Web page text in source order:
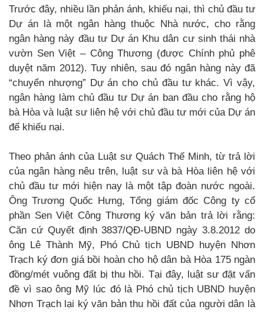
Trước đây, nhiều lần phản ánh, khiếu nại, thì chủ đầu tư
Dự án là một ngân hàng thuộc Nhà nước, cho rằng
ngân hàng này đầu tư Dự án Khu dân cư sinh thái nhà
vườn Sen Việt – Công Thương (được Chính phủ phê
duyệt năm 2012). Tuy nhiên, sau đó ngân hàng này đã
“chuyển nhượng” Dự án cho chủ đầu tư khác. Vì vậy,
ngân hàng làm chủ đầu tư Dự án ban đầu cho rằng hộ
bà Hòa và luật sư liên hệ với chủ đầu tư mới của Dự án
để khiếu nại.
Theo phản ánh của Luật sư Quách Thế Minh, từ trả lời
của ngân hàng nêu trên, luật sư và bà Hòa liên hệ với
chủ đầu tư mới hiện nay là một tập đoàn nước ngoài.
Ông Trương Quốc Hưng, Tổng giám đốc Công ty cổ
phần Sen Việt Công Thương ký văn bản trả lời rằng:
Căn cứ Quyết định 3837/QĐ-UBND ngày 3.8.2012 do
ông Lê Thành Mỹ, Phó Chủ tịch UBND huyện Nhơn
Trạch ký đơn giá bồi hoàn cho hộ dân bà Hòa 175 ngàn
đồng/mét vuông đất bị thu hồi. Tại đây, luật sư đặt vấn
đề vì sao ông Mỹ lúc đó là Phó chủ tịch UBND huyện
Nhơn Trạch lại ký văn bản thu hồi đất của người dân là